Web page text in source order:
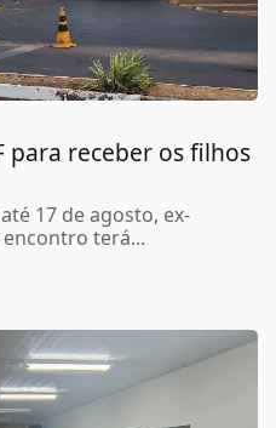
para receber os filhos
17 de agosto, ex-
terá...